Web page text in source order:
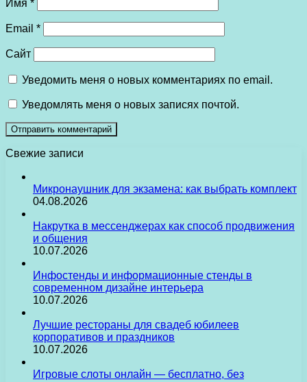
Имя *
Email *
Сайт
Уведомить меня о новых комментариях по email.
Уведомлять меня о новых записях почтой.
Свежие записи
Микронаушник для экзамена: как выбрать комплект
04.08.2026
Накрутка в мессенджерах как способ продвижения
и общения
10.07.2026
Инфостенды и информационные стенды в
современном дизайне интерьера
10.07.2026
Лучшие рестораны для свадеб юбилеев
корпоративов и праздников
10.07.2026
Игровые слоты онлайн — бесплатно, без